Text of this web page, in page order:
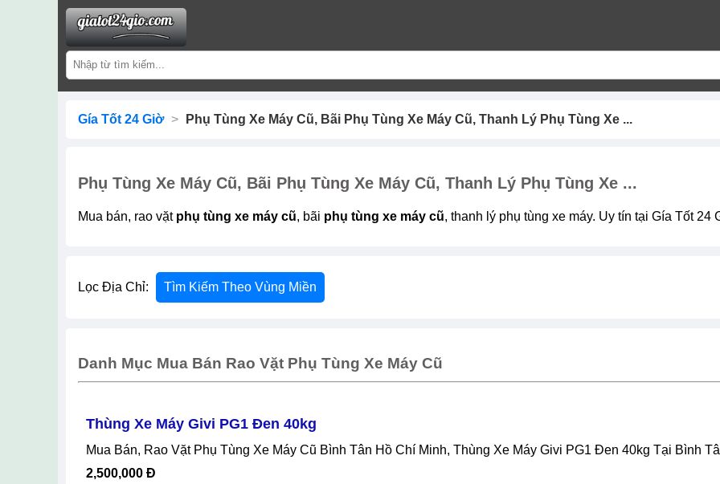
Gía Tốt 24 Giờ > Phụ Tùng Xe Máy Cũ, Bãi Phụ Tùng Xe Máy Cũ, Thanh Lý Phụ Tùng Xe ...
Phụ Tùng Xe Máy Cũ, Bãi Phụ Tùng Xe Máy Cũ, Thanh Lý Phụ Tùng Xe ...
Mua bán, rao vặt phụ tùng xe máy cũ, bãi phụ tùng xe máy cũ, thanh lý phụ tùng xe máy. Uy tín tại Gía Tốt 24
Lọc Địa Chỉ: Tìm Kiếm Theo Vùng Miền
Danh Mục Mua Bán Rao Vặt Phụ Tùng Xe Máy Cũ
Thùng Xe Máy Givi PG1 Đen 40kg
Mua Bán, Rao Vặt Phụ Tùng Xe Máy Cũ Bình Tân Hồ Chí Minh, Thùng Xe Máy Givi PG1 Đen 40kg Tại Bình
2,500,000 Đ